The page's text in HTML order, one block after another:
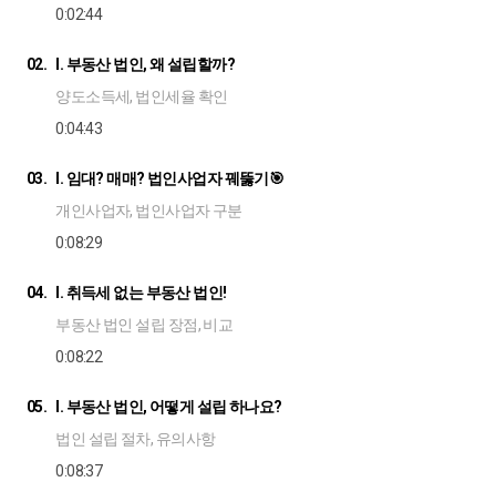
0:02:44
02.
I. 부동산 법인, 왜 설립할까?
양도소득세, 법인세율 확인
0:04:43
03.
I. 임대? 매매? 법인사업자 꿰뚫기🎯
개인사업자, 법인사업자 구분
0:08:29
04.
I. 취득세 없는 부동산 법인!
부동산 법인 설립 장점, 비교
0:08:22
05.
I. 부동산 법인, 어떻게 설립 하나요?
법인 설립 절차, 유의사항
0:08:37